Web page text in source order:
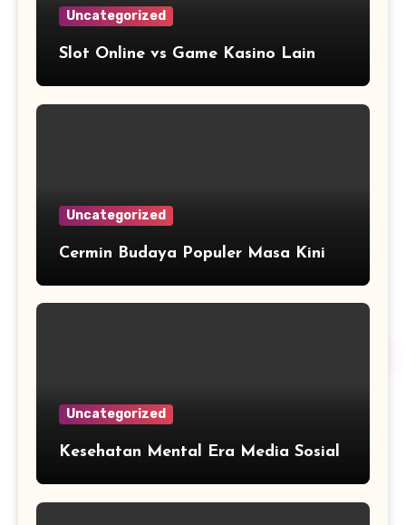
Uncategorized
Slot Online vs Game Kasino Lain
Uncategorized
Cermin Budaya Populer Masa Kini
Uncategorized
Kesehatan Mental Era Media Sosial